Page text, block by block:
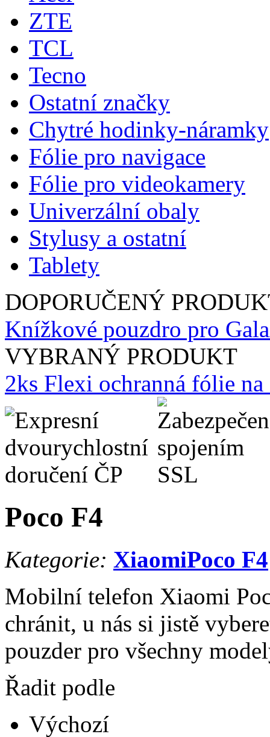
ZTE
TCL
Tecno
Ostatní značky
Chytré hodinky-náramky
Fólie pro navigace
Fólie pro videokamery
Univerzální obaly
Stylusy a ostatní
Tablety
DOPORUČENÝ
Knížkové pouzdro pro
VYBRANÝ PRODUKT
2ks Flexi ochranná fólie
Poco F4
Kategorie: XiaomiPoco F4
Mobilní telefon Xiaomi
chránit, u nás si jistě
pouzder pro všechny
Řadit podle
Výchozí